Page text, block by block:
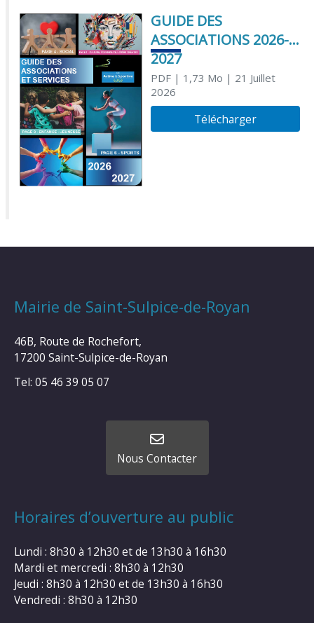
GUIDE DES
ASSOCIATIONS 2026-
2027
PDF| 1,73 Mo | 21 Juillet
2026
Télécharger
Mairie de Saint-Sulpice-de-Royan
46B, Route de Rochefort,
17200 Saint-Sulpice-de-Royan
Tel: 05 46 39 05 07
Nous Contacter
Horaires d’ouverture au public
Lundi : 8h30 à 12h30 et de 13h30 à 16h30
Mardi et mercredi : 8h30 à 12h30
Jeudi : 8h30 à 12h30 et de 13h30 à 16h30
Vendredi : 8h30 à 12h30